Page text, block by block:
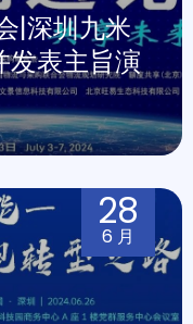
|深圳九米
发表主旨演
28
6 月